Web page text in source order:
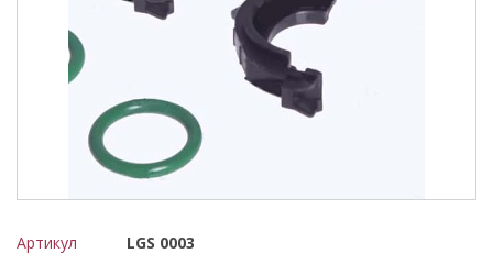
Артикул
LGS 0003